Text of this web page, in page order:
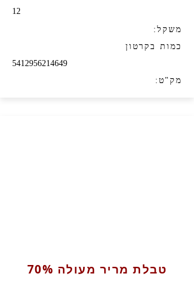
12
משקל:
כמות בקרטון
5412956214649
מק"ט:
טבלת מריר מעולה 70%